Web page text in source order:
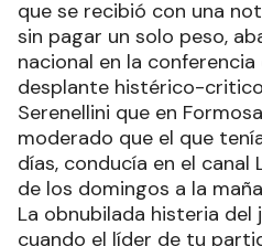
que se recibió con una
sin pagar un solo peso,
nacional en la
desplante histérico-
Serenellini que en
moderado que el que
días, conducía en el canal
de los domingos a la
La obnubilada histeria
cuando el líder de tu